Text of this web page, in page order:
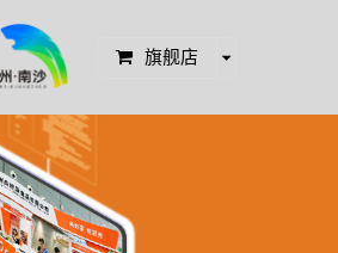
旗舰店